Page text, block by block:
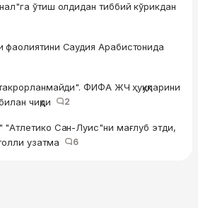
ўтиш олдидан тиббий кўрикдан
фаолиятини Саудия Арабистонида
ФИФА ЖЧ ҳуқуқларини
чиқди
2
Сан-Луис"ни мағлуб этди,
узатма
6